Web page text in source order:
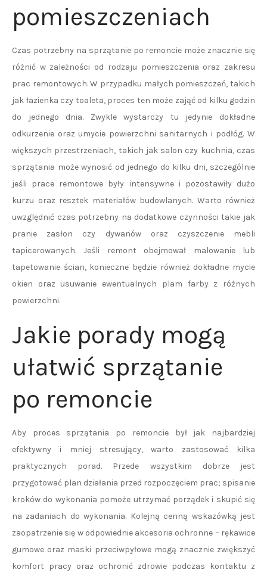
pomieszczeniach
Czas potrzebny na sprzątanie po remoncie może znacznie się
różnić w zależności od rodzaju pomieszczenia oraz zakresu
prac remontowych. W przypadku małych pomieszczeń, takich
jak łazienka czy toaleta, proces ten może zająć od kilku godzin
do jednego dnia. Zwykle wystarczy tu jedynie dokładne
odkurzenie oraz umycie powierzchni sanitarnych i podłóg. W
większych przestrzeniach, takich jak salon czy kuchnia, czas
sprzątania może wynosić od jednego do kilku dni, szczególnie
jeśli prace remontowe były intensywne i pozostawiły dużo
kurzu oraz resztek materiałów budowlanych. Warto również
uwzględnić czas potrzebny na dodatkowe czynności takie jak
pranie zasłon czy dywanów oraz czyszczenie mebli
tapicerowanych. Jeśli remont obejmował malowanie lub
tapetowanie ścian, konieczne będzie również dokładne mycie
okien oraz usuwanie ewentualnych plam farby z różnych
powierzchni.
Jakie porady mogą
ułatwić sprzątanie
po remoncie
Aby proces sprzątania po remoncie był jak najbardziej
efektywny i mniej stresujący, warto zastosować kilka
praktycznych porad. Przede wszystkim dobrze jest
przygotować plan działania przed rozpoczęciem prac; spisanie
kroków do wykonania pomoże utrzymać porządek i skupić się
na zadaniach do wykonania. Kolejną cenną wskazówką jest
zaopatrzenie się w odpowiednie akcesoria ochronne – rękawice
gumowe oraz maski przeciwpyłowe mogą znacznie zwiększyć
komfort pracy oraz ochronić zdrowie podczas kontaktu z